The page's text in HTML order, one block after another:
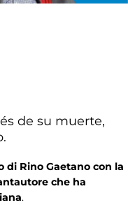
de su muerte,
di Rino Gaetano con la
che ha
.